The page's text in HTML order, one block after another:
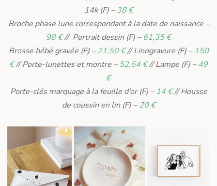
14k (F) –38 €
Broche phase lune correspondant à la date de naissance –
98 €// Portrait dessin (F) – 61,35 €
Brosse bébé gravée (F) –21,50 €// Linogravure (F) – 150
€// Porte-lunettes et montre –52,54 €// Lampe (F) –49
€
Porte-clés marquage à la feuille d’or (F) – 14 €// Housse
de coussin en lin (F) –20 €